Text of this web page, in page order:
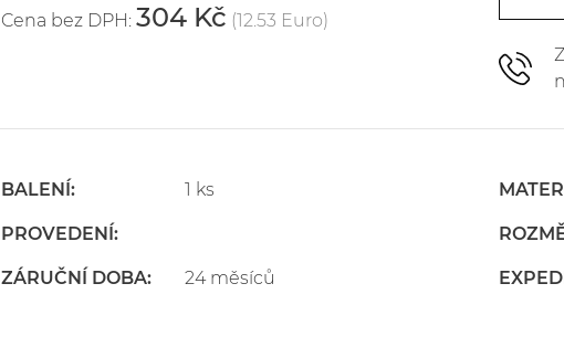
Cena bez DPH: 304 Kč (12.53 Euro)
BALENÍ: 1 ks
PROVEDENÍ:
ZÁRUČNÍ DOBA: 24 měsíců